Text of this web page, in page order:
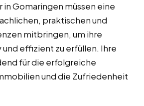
Gomaringen müssen eine
praktischen und
mitbringen, um ihre
effizient zu erfüllen. Ihre
für die erfolgreiche
und die Zufriedenheit